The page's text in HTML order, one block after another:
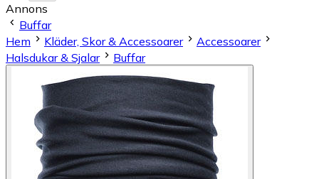
Annons
Buffar
Hem
Kläder, Skor & Accessoarer
Accessoarer
Halsdukar & Sjalar
Buffar